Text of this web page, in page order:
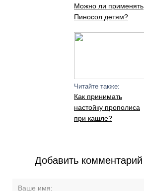
Можно ли применять
Пиносол детям?
Читайте также:
Как принимать
настойку прополиса
при кашле?
Добавить комментарий